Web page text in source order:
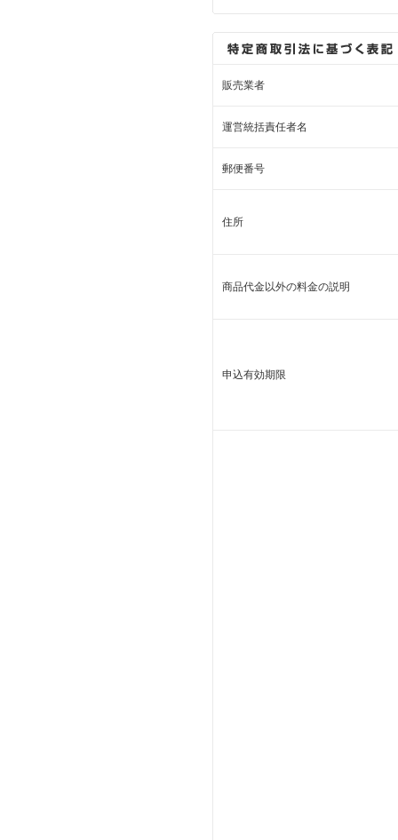
販売業者
運営統括責任者名
郵便番号
住所
商品代金以外の料金の説明
申込有効期限